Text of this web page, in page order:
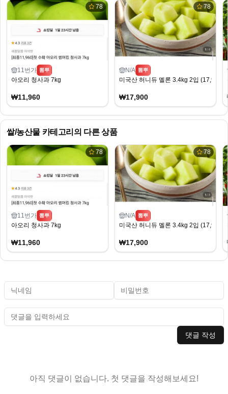
78
11번가 뽐뿌
아오리 청사과 7kg
₩11,960
78
N/A 뽐뿌
미국산 허니듀 멜론 3.4kg 2입 (17,900
₩17,900
쌀/농산물 카테고리의 다른 상품
78
11번가 뽐뿌
아오리 청사과 7kg
₩11,960
78
N/A 뽐뿌
미국산 허니듀 멜론 3.4kg 2입 (17,900
₩17,900
댓글 작성
아직 댓글이 없습니다. 첫 댓글을 작성해보세요!